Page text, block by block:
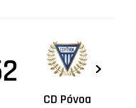
CD Póvoa